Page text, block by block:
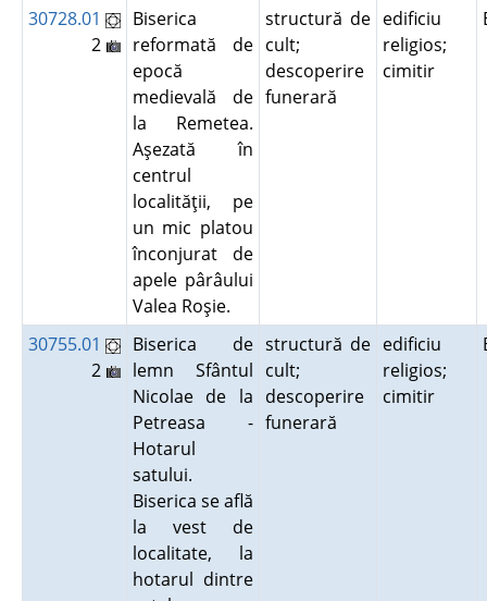
30728.01
2
Biserica
reformată de
epocă
medievală de
la Remetea.
Aşezată în
centrul
localităţii, pe
un mic platou
înconjurat de
apele pârâului
Valea Roşie.
structură de
cult;
descoperire
funerară
edificiu
religios;
cimitir
30755.01
2
Biserica de
lemn Sfântul
Nicolae de la
Petreasa -
Hotarul
satului.
Biserica se află
la vest de
localitate, la
hotarul dintre
structură de
cult;
descoperire
funerară
edificiu
religios;
cimitir